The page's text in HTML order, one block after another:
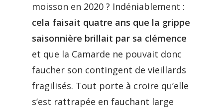
moisson en 2020 ? Indéniablement :
cela faisait quatre ans que la grippe
saisonnière brillait par sa clémence
et que la Camarde ne pouvait donc
faucher son contingent de vieillards
fragilisés. Tout porte à croire qu’elle
s’est rattrapée en fauchant large